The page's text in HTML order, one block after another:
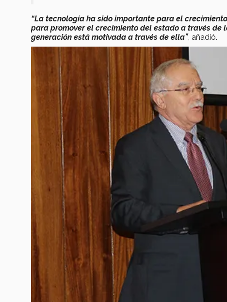
“La tecnología ha sido importante para el
para promover el crecimiento del estado a través
generación está motivada a través de ella”, añadió.